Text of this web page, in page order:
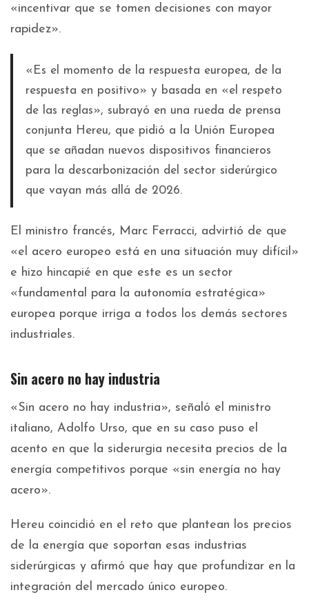
«incentivar que se tomen decisiones con mayor
rapidez».
«Es el momento de la respuesta europea, de la
respuesta en positivo» y basada en «el respeto
de las reglas», subrayó en una rueda de prensa
conjunta Hereu, que pidió a la Unión Europea
que se añadan nuevos dispositivos financieros
para la descarbonización del sector siderúrgico
que vayan más allá de 2026.
El ministro francés, Marc Ferracci, advirtió de que
«el acero europeo está en una situación muy difícil»
e hizo hincapié en que este es un sector
«fundamental para la autonomía estratégica»
europea porque irriga a todos los demás sectores
industriales.
Sin acero no hay industria
«Sin acero no hay industria», señaló el ministro
italiano, Adolfo Urso, que en su caso puso el
acento en que la siderurgia necesita precios de la
energía competitivos porque «sin energía no hay
acero».
Hereu coincidió en el reto que plantean los precios
de la energía que soportan esas industrias
siderúrgicas y afirmó que hay que profundizar en la
integración del mercado único europeo.